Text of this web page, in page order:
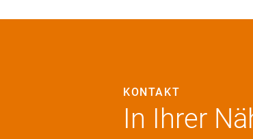
In Ihrer
KONTAKT